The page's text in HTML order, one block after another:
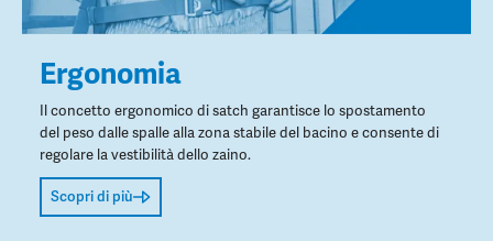
Ergonomia
Il concetto ergonomico di satch garantisce lo spostamento
del peso dalle spalle alla zona stabile del bacino e consente di
regolare la vestibilità dello zaino.
Scopri di più